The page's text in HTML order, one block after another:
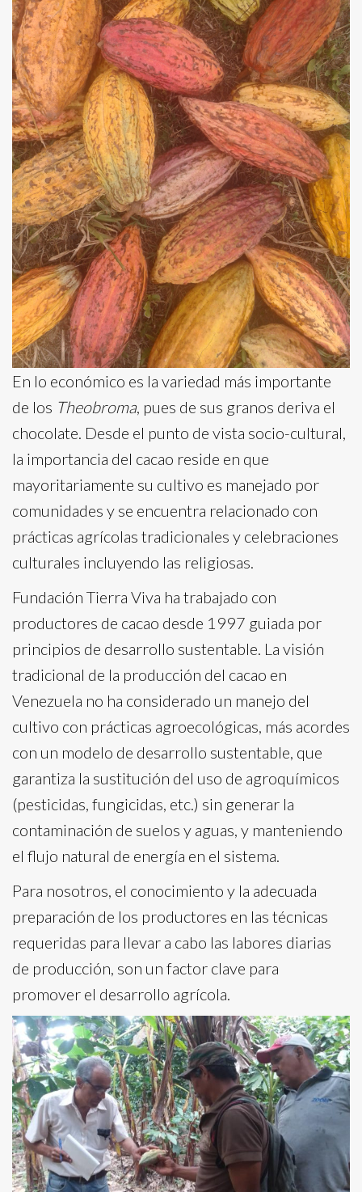
En lo económico es la variedad más importante
de los Theobroma, pues de sus granos deriva el
chocolate. Desde el punto de vista socio-cultural,
la importancia del cacao reside en que
mayoritariamente su cultivo es manejado por
comunidades y se encuentra relacionado con
prácticas agrícolas tradicionales y celebraciones
culturales incluyendo las religiosas.
Fundación Tierra Viva ha trabajado con
productores de cacao desde 1997 guiada por
principios de desarrollo sustentable. La visión
tradicional de la producción del cacao en
Venezuela no ha considerado un manejo del
cultivo con prácticas agroecológicas, más acordes
con un modelo de desarrollo sustentable, que
garantiza la sustitución del uso de agroquímicos
(pesticidas, fungicidas, etc.) sin generar la
contaminación de suelos y aguas, y manteniendo
el flujo natural de energía en el sistema.
Para nosotros, el conocimiento y la adecuada
preparación de los productores en las técnicas
requeridas para llevar a cabo las labores diarias
de producción, son un factor clave para
promover el desarrollo agrícola.